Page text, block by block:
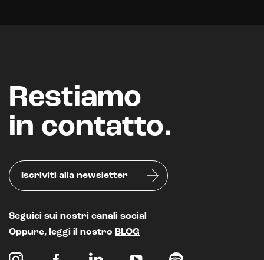
Restiamo
in contatto.
Iscriviti alla newsletter
Seguici sui nostri canali social
Oppure, leggi il nostro BLOG